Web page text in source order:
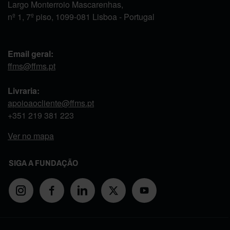
Largo Monterroio Mascarenhas,
nº 1, 7º piso, 1099-081 Lisboa - Portugal
Email geral:
ffms@ffms.pt
Livraria:
apoioaocliente@ffms.pt
+351 219 381 223
Ver no mapa
SIGA A FUNDAÇÃO